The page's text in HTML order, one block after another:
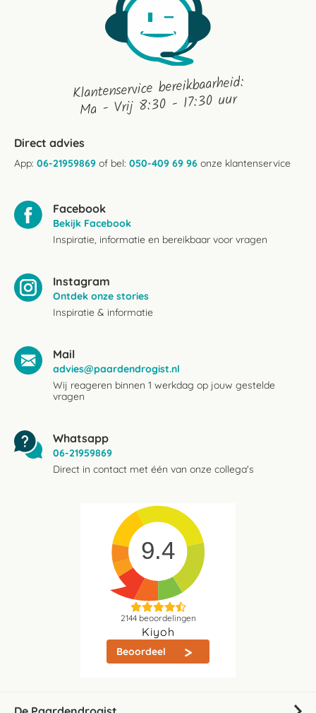
Klantenservice bereikbaarheid:
Ma - Vrij 8:30 - 17:30 uur
Direct advies
App: 06-21959869 of bel: 050-409 69 96 onze klantenservice
Facebook
Bekijk Facebook
Inspiratie, informatie en bereikbaar voor vragen
Instagram
Ontdek onze stories
Inspiratie & informatie
Mail
advies@paardendrogist.nl
Wij reageren binnen 1 werkdag op jouw gestelde
vragen
Whatsapp
06-21959869
Direct in contact met één van onze collega's
9.4
2144beoordelingen
Kiyoh
Beoordeel